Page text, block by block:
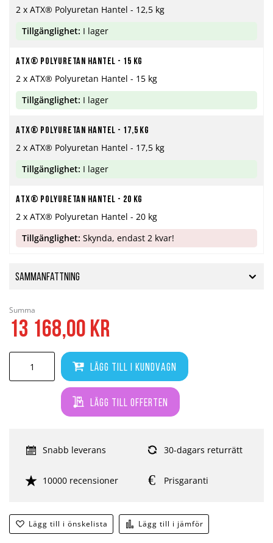
Lägg till i önskelista Lägg till i jämför
Snabb leverans 30-dagars returrätt
10000 recensioner Prisgaranti
2 x ATX® Polyuretan Hantel - 12,5 kg
Tillgänglighet: I lager
ATX® Polyuretan hantel - 15 kg
2 x ATX® Polyuretan Hantel - 15 kg
Tillgänglighet: I lager
ATX® Polyuretan hantel - 17,5 kg
2 x ATX® Polyuretan Hantel - 17,5 kg
Tillgänglighet: I lager
ATX® Polyuretan hantel - 20 kg
2 x ATX® Polyuretan Hantel - 20 kg
Tillgänglighet: Skynda, endast 2 kvar!
Sammanfattning
Lägg till i kundvagn
Lägg till offerten
Summa
13 168,00 kr